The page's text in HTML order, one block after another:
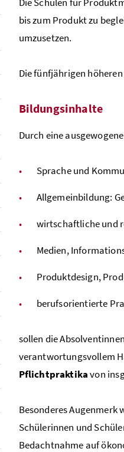
bis zum Produkt zu
umzusetzen.
Die fünfjährigen
Bildungsinhalte
Durch eine
Sprache und
Allgemeinbildung:
wirtschaftliche und
Medien,
Produktdesign,
berufsorientierte
sollen die
verantwortungsvollem
Pflichtpraktikavon
Besonderes
Schülerinnen und
Bedachtnahme auf